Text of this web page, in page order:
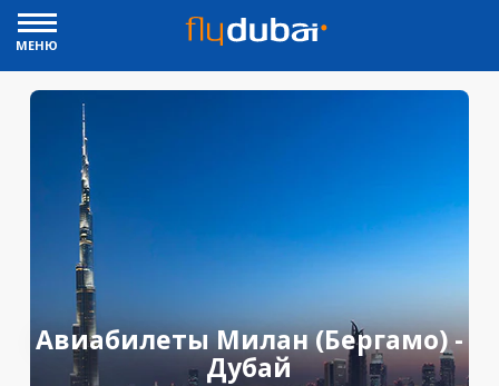
МЕНЮ
Авиабилеты Милан (Бергамо) -
Дубай